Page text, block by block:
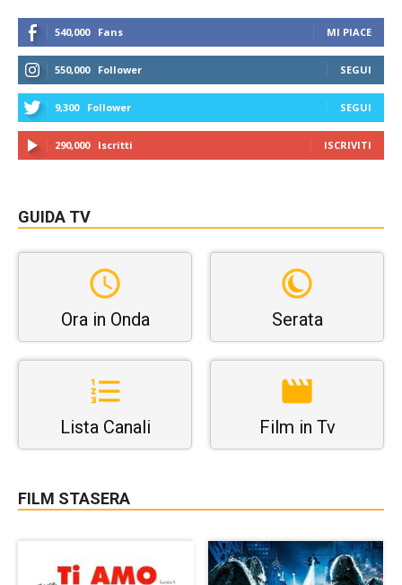
540,000 Fans MI PIACE
550,000 Follower SEGUI
9,300 Follower SEGUI
290,000 Iscritti ISCRIVITI
GUIDA TV
Ora in Onda Serata
Lista Canali Film in Tv
FILM STASERA